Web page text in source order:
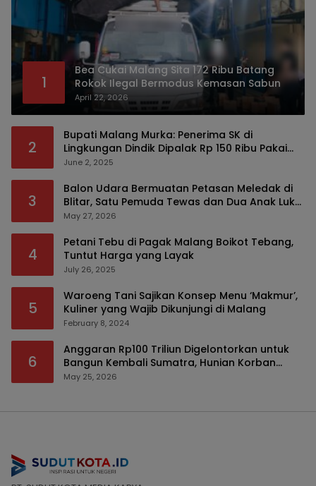
1
Bea Cukai Malang Sita 172 Ribu Batang
Rokok Ilegal Bermodus Kemasan Sabun
April 22, 2026
2
Bupati Malang Murka: Penerima SK di
Lingkungan Dindik Dipalak Rp 150 Ribu Pakai
Modus Tumpengan, KPK Turut Pantau
June 2, 2025
3
Balon Udara Bermuatan Petasan Meledak di
Blitar, Satu Pemuda Tewas dan Dua Anak Luka
Serius
May 27, 2026
4
Petani Tebu di Pagak Malang Boikot Tebang,
Tuntut Harga yang Layak
July 26, 2025
5
Waroeng Tani Sajikan Konsep Menu ‘Makmur’,
Kuliner yang Wajib Dikunjungi di Malang
February 8, 2024
6
Anggaran Rp100 Triliun Digelontorkan untuk
Bangun Kembali Sumatra, Hunian Korban
Bencana Bakal Difokuskan
May 25, 2026